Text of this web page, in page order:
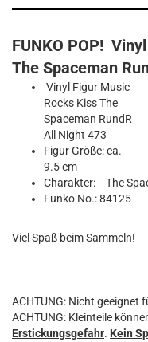
FUNKO POP!
The Spaceman
Vinyl Figur Music
Rocks Kiss The
Spaceman RundR
All Night 473
Figur Größe: ca.
9.5 cm
Charakter: - The
Funko No.: 84125
Viel Spaß beim Sammeln!
ACHTUNG: Nicht geeignet
ACHTUNG: Kleinteile
Erstickungsgefahr. Kein